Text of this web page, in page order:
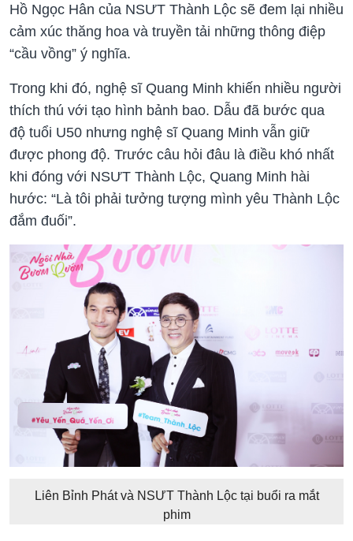
Hồ Ngọc Hân của NSƯT Thành Lộc sẽ đem lại nhiều
cảm xúc thăng hoa và truyền tải những thông điệp
“cầu vồng” ý nghĩa.
Trong khi đó, nghệ sĩ Quang Minh khiến nhiều người
thích thú với tạo hình bảnh bao. Dẫu đã bước qua
độ tuổi U50 nhưng nghệ sĩ Quang Minh vẫn giữ
được phong độ. Trước câu hỏi đâu là điều khó nhất
khi đóng với NSƯT Thành Lộc, Quang Minh hài
hước: “Là tôi phải tưởng tượng mình yêu Thành Lộc
đắm đuối”.
Liên Bỉnh Phát và NSƯT Thành Lộc tại buổi ra mắt
phim